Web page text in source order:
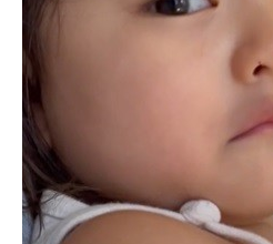
ちょっと気になるネットの話題